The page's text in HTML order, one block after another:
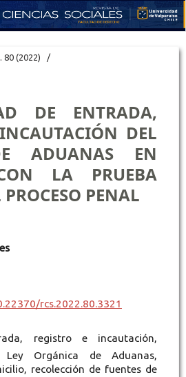
80 (2022)
/
DE ENTRADA,
DEL
ADUANAS EN
LA PRUEBA
PENAL
rcs.2022.80.3321
registro e incautación,
Orgánica de Aduanas,
recolección de fuentes de